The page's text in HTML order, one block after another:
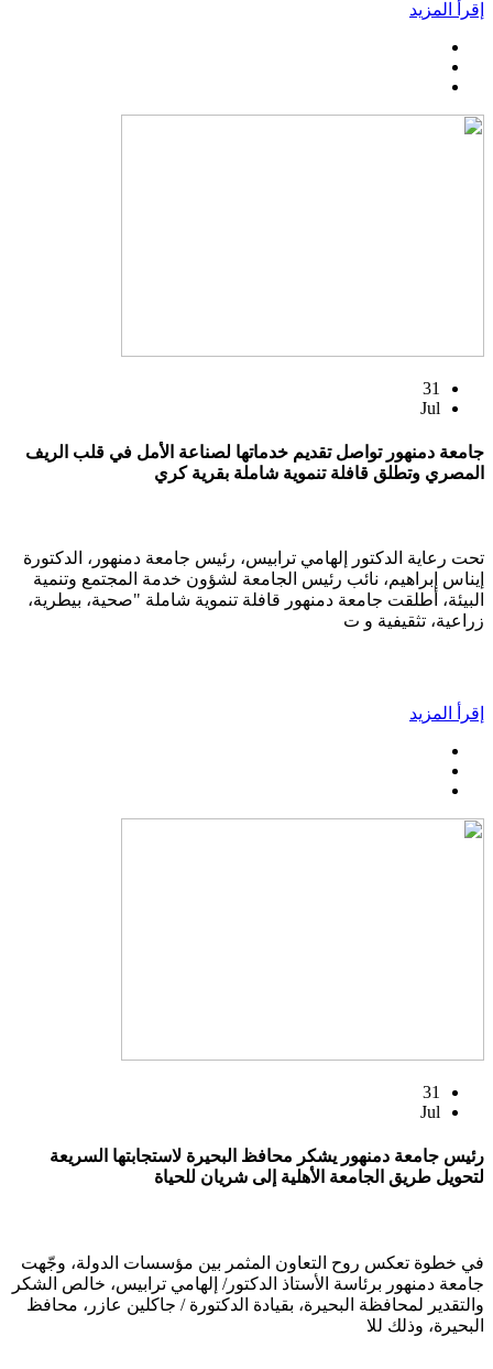
إقرأ المزيد
31
Jul
جامعة دمنهور تواصل تقديم خدماتها لصناعة الأمل في قلب الريف
المصري وتطلق قافلة تنموية شاملة بقرية كري
تحت رعاية الدكتور إلهامي ترابيس، رئيس جامعة دمنهور، الدكتورة
إيناس إبراهيم، نائب رئيس الجامعة لشؤون خدمة المجتمع وتنمية
البيئة، أطلقت جامعة دمنهور قافلة تنموية شاملة "صحية، بيطرية،
زراعية، تثقيفية و ت
إقرأ المزيد
31
Jul
رئيس جامعة دمنهور يشكر محافظ البحيرة لاستجابتها السريعة
لتحويل طريق الجامعة الأهلية إلى شريان للحياة
في خطوة تعكس روح التعاون المثمر بين مؤسسات الدولة، وجّهت
جامعة دمنهور برئاسة الأستاذ الدكتور/ إلهامي ترابيس، خالص الشكر
والتقدير لمحافظة البحيرة، بقيادة الدكتورة / جاكلين عازر، محافظ
البحيرة، وذلك للا